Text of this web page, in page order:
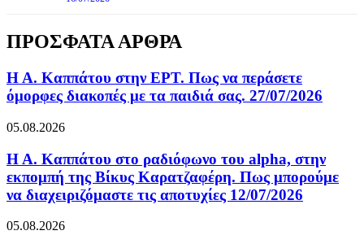
ΠΡΟΣΦΑΤΑ ΑΡΘΡΑ
Η Α. Καππάτου στην ΕΡΤ. Πως να περάσετε
όμορφες διακοπές με τα παιδιά σας. 27/07/2026
05.08.2026
Η Α. Καππάτου στο ραδιόφωνο του alpha, στην
εκπομπή της Βίκυς Καρατζαφέρη. Πως μπορούμε
να διαχειριζόμαστε τις αποτυχίες 12/07/2026
05.08.2026